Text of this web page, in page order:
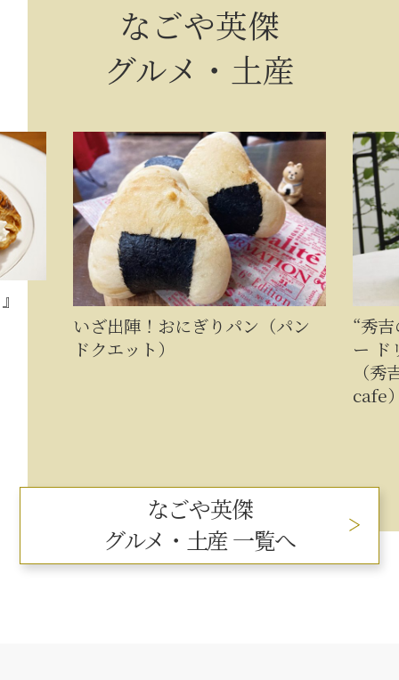
なごや英傑
グルメ・土産
いざ出陣！おにぎりパン（パン
ドクエット）
“秀
ー ド
（
cafe
なごや英傑
グルメ・土産 一覧へ